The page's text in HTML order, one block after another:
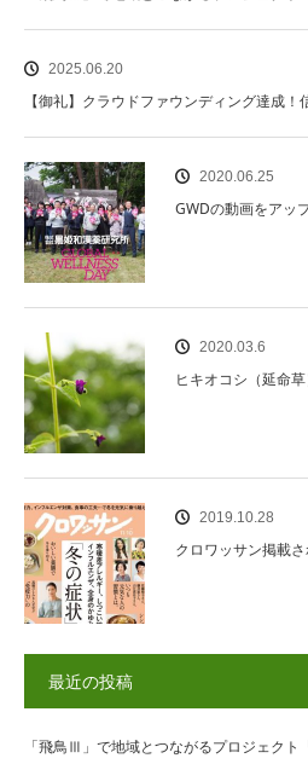
2025.06.20
【御礼】クラウドファウンディング達成
2020.06.25
GWDの動画をアッ
2020.03.6
ヒキオコシ（延命草
2019.10.28
クロワッサン掲載さ
最近の投稿
「飛鳥Ⅲ」で地域とつながるプロジェクト